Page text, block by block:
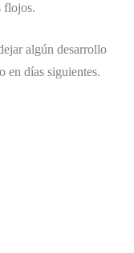
flojos.
algún desarrollo
en días siguientes.